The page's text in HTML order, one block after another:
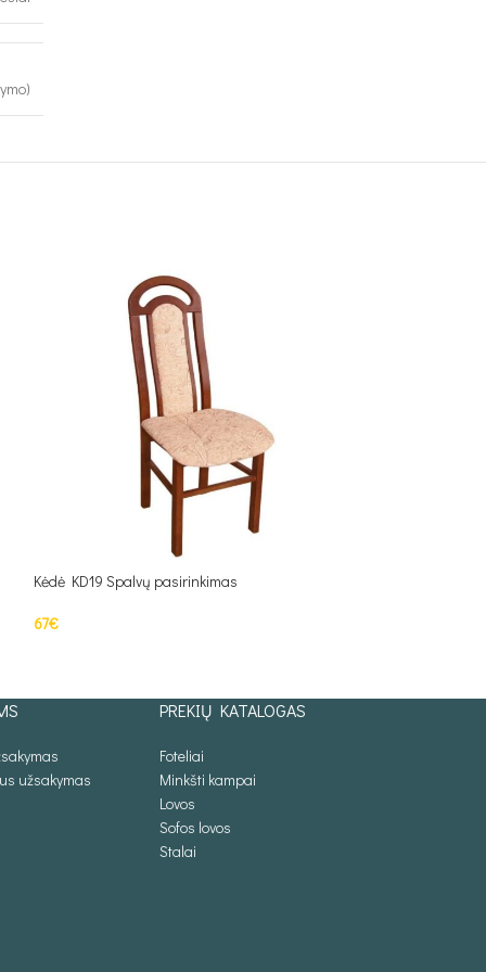
Kėdė KD19 Spalvų pasirinkimas
67€
užsakymas
PREKIŲ KATALOGAS
Foteliai
Minkšti kampai
Lovos
Sofos lovos
Stalai